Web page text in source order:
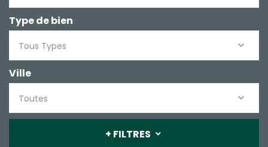
Type de bien
Tous Types
Ville
Toutes
+ FILTRES